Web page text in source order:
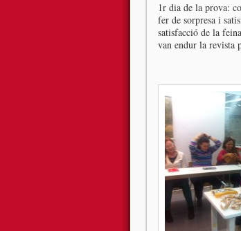
1r dia de la prova:
fer de sorpresa i
satisfacció de la
van endur la revista